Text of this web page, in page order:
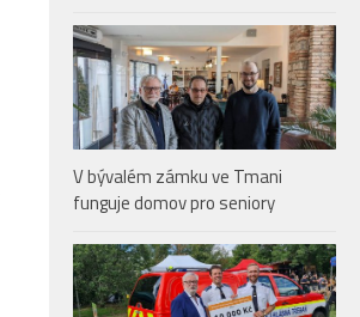
V bývalém zámku ve Tmani
funguje domov pro seniory